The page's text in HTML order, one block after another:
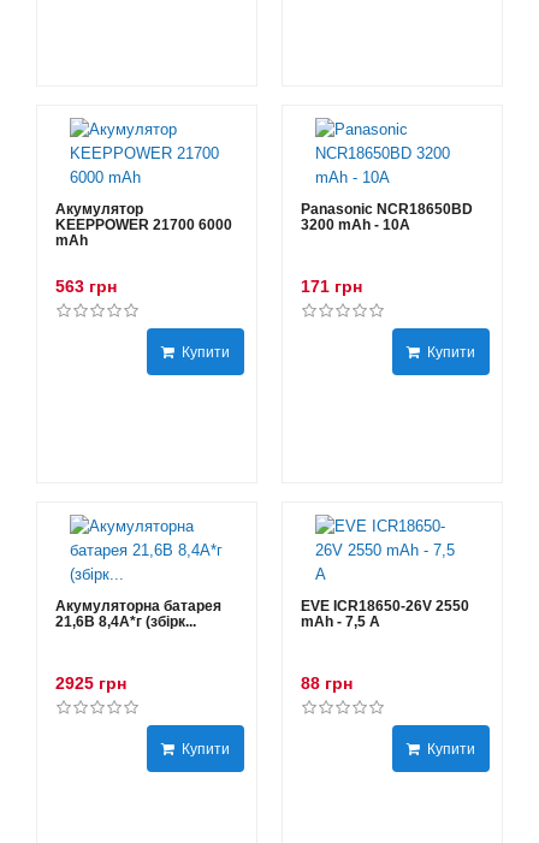
Акумулятор
KEEPPOWER 21700 6000
mAh
563 грн
Купити
Panasonic NCR18650BD
3200 mAh - 10А
171 грн
Купити
Акумуляторна батарея
21,6В 8,4A*г (збірк...
2925 грн
Купити
EVE ICR18650-26V 2550
mAh - 7,5 А
88 грн
Купити